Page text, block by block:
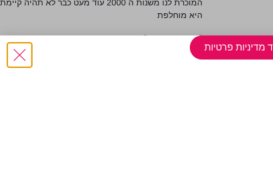
המוכרת לנו משנות ה 2000 עוד מעט כבר לא תהיה קיימת
היא מוחלפת
[ קרא עוד >>> ]
מדיניות פרטיות